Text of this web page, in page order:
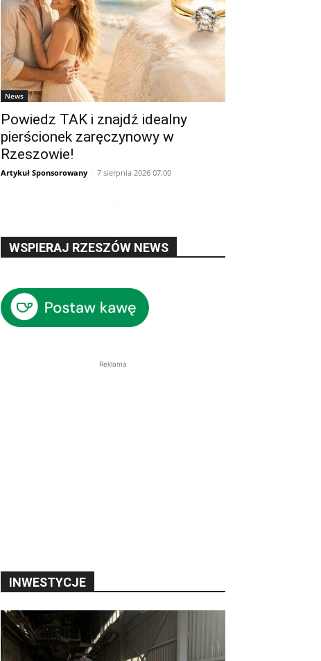
News
Powiedz TAK i znajdź idealny
pierścionek zaręczynowy w
Rzeszowie!
Artykuł Sponsorowany - 7 sierpnia 2026 07:00
WSPIERAJ RZESZÓW NEWS
Reklama
INWESTYCJE